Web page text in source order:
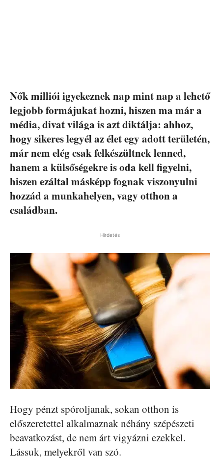
Nők milliói igyekeznek nap mint nap a lehető
legjobb formájukat hozni, hiszen ma már a
média, divat világa is azt diktálja: ahhoz,
hogy sikeres legyél az élet egy adott területén,
már nem elég csak felkészültnek lenned,
hanem a külsőségekre is oda kell figyelni,
hiszen ezáltal másképp fognak viszonyulni
hozzád a munkahelyen, vagy otthon a
családban.
Hirdetés
Hogy pénzt spóroljanak, sokan otthon is
előszeretettel alkalmaznak néhány szépészeti
beavatkozást, de nem árt vigyázni ezekkel.
Lássuk, melyekről van szó.